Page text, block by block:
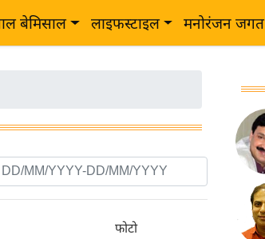
बेमिसाल लाइफस्टाइल मनोरंजन जगत
फोटो